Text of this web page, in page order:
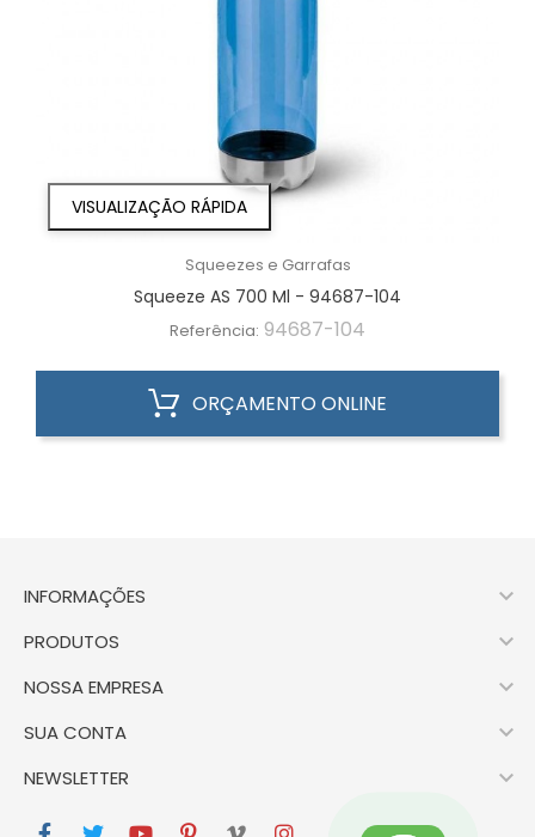
VISUALIZAÇÃO RÁPIDA
Squeezes e Garrafas
Squeeze AS 700 Ml - 94687-104
Referência: 94687-104
ORÇAMENTO ONLINE
INFORMAÇÕES 
PRODUTOS 
NOSSA EMPRESA 
SUA CONTA 
NEWSLETTER 